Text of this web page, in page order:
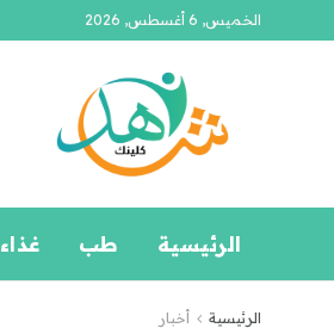
الخميس, 6 أغسطس, 2026
الرئيسية طب غذاء
الرئيسية أخبار